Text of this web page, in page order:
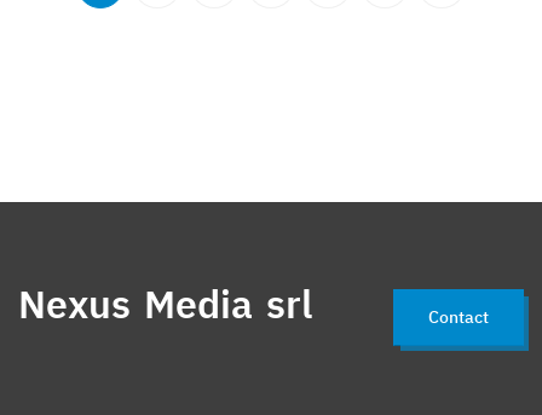
Nexus Media srl Contact